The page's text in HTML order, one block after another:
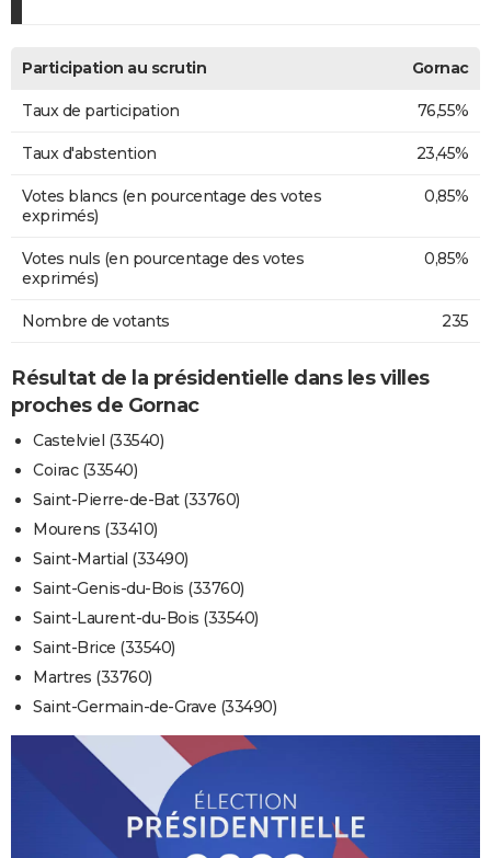
Participation au scrutin Gornac
Taux de participation 76,55%
Taux d'abstention 23,45%
Votes blancs (en pourcentage des votes
exprimés)
0,85%
Votes nuls (en pourcentage des votes
exprimés)
0,85%
Nombre de votants 235
Résultat de la présidentielle dans les villes
proches de Gornac
Castelviel (33540)
Coirac (33540)
Saint-Pierre-de-Bat (33760)
Mourens (33410)
Saint-Martial (33490)
Saint-Genis-du-Bois (33760)
Saint-Laurent-du-Bois (33540)
Saint-Brice (33540)
Martres (33760)
Saint-Germain-de-Grave (33490)